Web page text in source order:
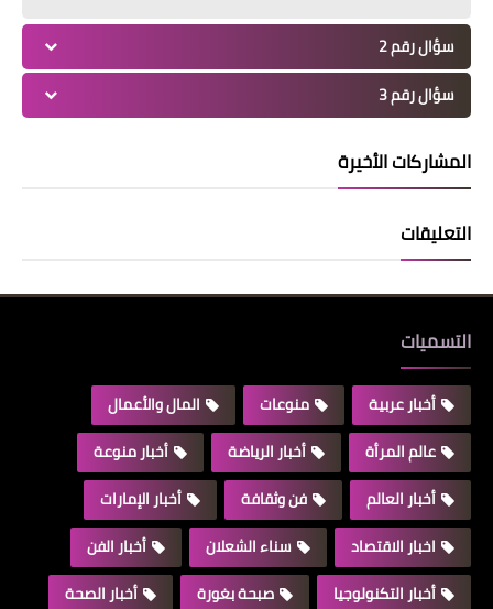
سؤال رقم 2
سؤال رقم 3
المشاركات الأخيرة
التعليقات
التسميات
أخبار عربية منوعات
المال والأعمال
عالم المرأة
أخبار الرياضة
أخبار منوعة
أخبار العالم
فن وثقافة
أخبار الإمارات
اخبار الاقتصاد
سناء الشعلان
أخبار الفن
أخبار التكنولوجيا
صبحة بغورة
أخبار الصحة